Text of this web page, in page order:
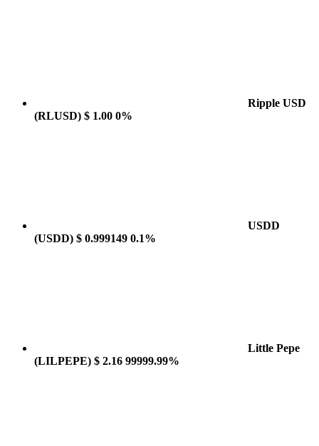
Ripple USD
(RLUSD) $ 1.00 0%
USDD
(USDD) $ 0.999149 0.1%
Little Pepe
(LILPEPE) $ 2.16 99999.99%